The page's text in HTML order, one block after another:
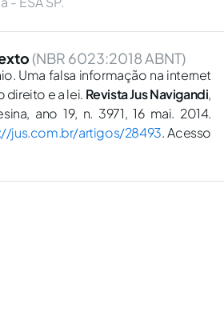
(NBR 6023:2018 ABNT)
Uma falsa informação na internet
direito e a lei. Revista Jus Navigandi,
ano 19, n. 3971, 16 mai. 2014.
jus.com.br/artigos/28493. Acesso